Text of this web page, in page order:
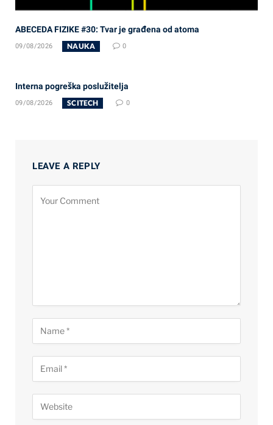
ABECEDA FIZIKE #30: Tvar je građena od atoma
09/08/2026 NAUKA 0
Interna pogreška poslužitelja
09/08/2026 SCITECH 0
LEAVE A REPLY